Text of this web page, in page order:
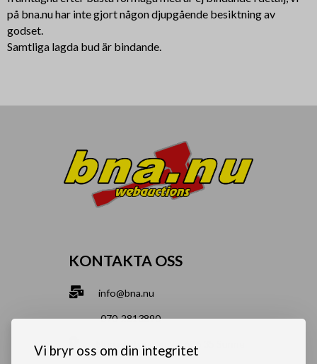
Vi bryr oss om din integritet
på bna.nu har inte gjort någon djupgående besiktning av
godset.
Samtliga lagda bud är bindande.
KONTAKTA OSS
info@bna.nu
070-2813890
Norrgårdsgatan 9a, 686 35 Sunne